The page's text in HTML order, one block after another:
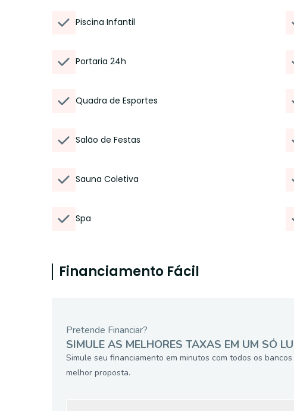
Piscina Infantil
Portaria 24h
Quadra de Esportes
Salão de Festas
Sauna Coletiva
Spa
Financiamento Fácil
Pretende Financiar?
SIMULE AS MELHORES TAXAS EM UM SÓ
Simule seu financiamento em minutos com todos os
melhor proposta.